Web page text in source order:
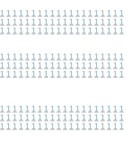
1 1 1 1 1 1 1 1 1 1 1 1 1 1 1 1 1 1 1 1
1 1 1 1 1 1 1 1 1 1 1 1 1 1 1 1 1 1 1 1
1 1 1 1 1 1 1 1 1 1 1 1 1 1 1 1 1 1 1 1
1 1 1 1 1 1 1 1 1 1 1 1 1 1 1 1 1 1 1 1
1 1 1 1 1 1 1 1 1 1 1 1 1 1 1 1 1 1 1 1
1 1 1 1 1 1 1 1 1 1 1 1 1 1 1 1 1 1 1 1
1 1 1 1 1 1 1 1 1 1 1 1 1 1 1 1 1 1 1 1
1 1 1 1 1 1 1 1 1 1 1 1 1 1 1 1 1 1 1 1
1 1 1 1 1 1 1 1 1 1 1 1 1 1 1 1 1 1 1 1